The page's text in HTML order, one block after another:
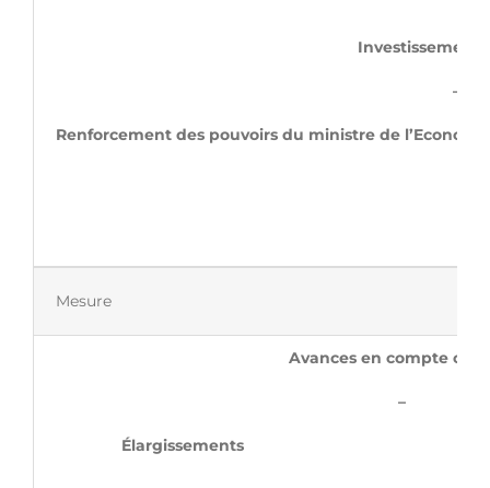
Investissement
–
Renforcement des pouvoirs
Mesure
Avances en compte
–